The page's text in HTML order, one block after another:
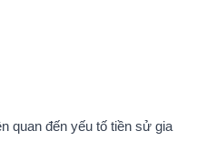
quan đến yếu tố tiền sử gia